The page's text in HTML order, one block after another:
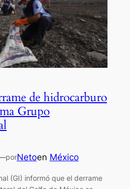
de hidrocarburo
Grupo
porNetoen México
(GI) informó que el derrame